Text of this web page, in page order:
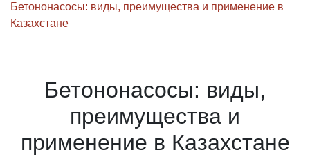
Бетононасосы: виды, преимущества и применение в
Казахстане
Бетононасосы: виды,
преимущества и
применение в Казахстане